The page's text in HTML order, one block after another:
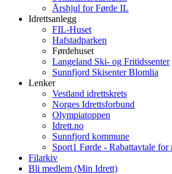
Årshjul for Førde IL
Idrettsanlegg
FIL-Huset
Hafstadparken
Førdehuset
Langeland Ski- og Fritidssenter
Sunnfjord Skisenter Blomlia
Lenker
Vestland idrettskrets
Norges Idrettsforbund
Olympiatoppen
Idrett.no
Sunnfjord kommune
Sport1 Førde - Rabattavtale for
Filarkiv
Bli medlem (Min Idrett)